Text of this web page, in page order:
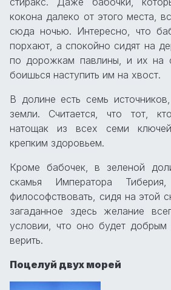
кокона далеко от этого места,
сюда ночью. Интересно, что
порхают, а спокойно сидят на
по дорожкам павлины, и их на
боишься наступить им на хвост.
В долине есть семь
земли. Считается, что тот,
натощак из всех семи
крепким здоровьем.
Кроме бабочек, в зеленой
скамья Императора
философствовать, сидя на этой
загаданное здесь желание
условии, что оно будет
верить.
Поцелуй двух морей